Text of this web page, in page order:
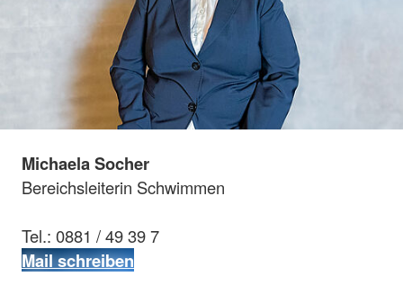
Michaela Socher
Bereichsleiterin Schwimmen
Tel.: 0881 / 49 39 7
Mail schreiben